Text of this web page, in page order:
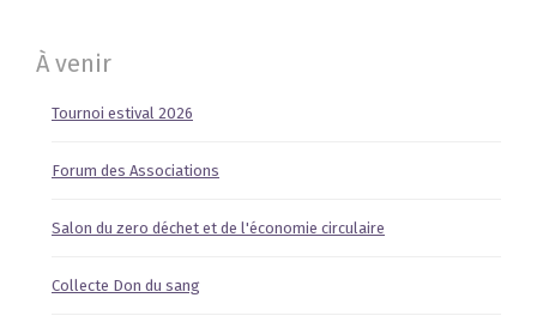
À venir
Tournoi estival 2026
Forum des Associations
Salon du zero déchet et de l'économie circulaire
Collecte Don du sang